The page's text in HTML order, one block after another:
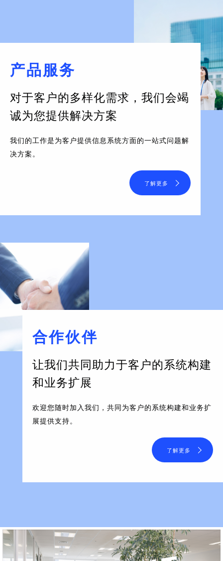
产品服务
对于客户的多样化需求， 我们会竭
诚为您提供解决方案
我们的工作是为客户提供信息系统方面的一站式问题解
决方案。
了解更多
合作伙伴
让我们共同助力于客户的系统构建
和业务扩展
欢迎您随时加入我们，共同为客户的系统构建和业务扩
展提供支持。
了解更多